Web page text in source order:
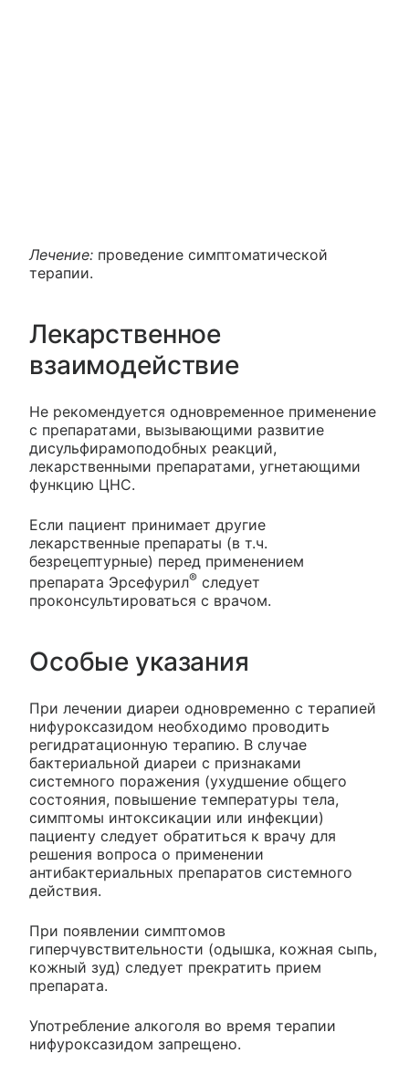
Лечение: проведение симптоматической
терапии.
Лекарственное
взаимодействие
Не рекомендуется одновременное применение
с препаратами, вызывающими развитие
дисульфирамоподобных реакций,
лекарственными препаратами, угнетающими
функцию ЦНС.
Если пациент принимает другие
лекарственные препараты (в т.ч.
безрецептурные) перед применением
препарата Эрсефурил® следует
проконсультироваться с врачом.
Особые указания
При лечении диареи одновременно с терапией
нифуроксазидом необходимо проводить
регидратационную терапию. В случае
бактериальной диареи с признаками
системного поражения (ухудшение общего
состояния, повышение температуры тела,
симптомы интоксикации или инфекции)
пациенту следует обратиться к врачу для
решения вопроса о применении
антибактериальных препаратов системного
действия.
При появлении симптомов
гиперчувствительности (одышка, кожная сыпь,
кожный зуд) следует прекратить прием
препарата.
Употребление алкоголя во время терапии
нифуроксазидом запрещено.